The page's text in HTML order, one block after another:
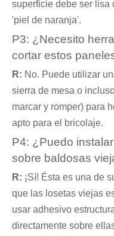
superficie debe ser lisa
'piel de naranja'.
P3: ¿Necesito
cortar estos
R: No. Puede utilizar
sierra de mesa o
marcar y romper) para
apto para el bricolaje.
P4: ¿Puedo
sobre baldosas
R: ¡Sí! Ésta es una de
que las losetas viejas
usar adhesivo
directamente sobre